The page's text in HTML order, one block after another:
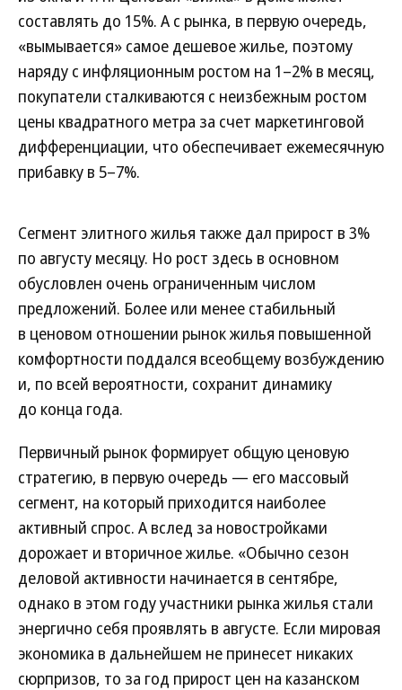
составлять до 15%. А с рынка, в первую очередь,
«вымывается» самое дешевое жилье, поэтому
наряду с инфляционным ростом на 1–2% в месяц,
покупатели сталкиваются с неизбежным ростом
цены квадратного метра за счет маркетинговой
дифференциации, что обеспечивает ежемесячную
прибавку в 5–7%.
Сегмент элитного жилья также дал прирост в 3%
по августу месяцу. Но рост здесь в основном
обусловлен очень ограниченным числом
предложений. Более или менее стабильный
в ценовом отношении рынок жилья повышенной
комфортности поддался всеобщему возбуждению
и, по всей вероятности, сохранит динамику
до конца года.
Первичный рынок формирует общую ценовую
стратегию, в первую очередь — его массовый
сегмент, на который приходится наиболее
активный спрос. А вслед за новостройками
дорожает и вторичное жилье. «Обычно сезон
деловой активности начинается в сентябре,
однако в этом году участники рынка жилья стали
энергично себя проявлять в августе. Если мировая
экономика в дальнейшем не принесет никаких
сюрпризов, то за год прирост цен на казанском